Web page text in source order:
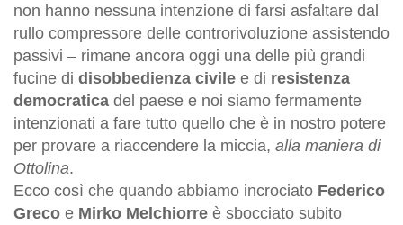
non hanno nessuna intenzione di farsi asfaltare dal
rullo compressore delle controrivoluzione assistendo
passivi – rimane ancora oggi una delle più grandi
fucine di disobbedienza civile e di resistenza
democratica del paese e noi siamo fermamente
intenzionati a fare tutto quello che è in nostro potere
per provare a riaccendere la miccia, alla maniera di
Ottolina.
Ecco così che quando abbiamo incrociato Federico
Greco e Mirko Melchiorre è sbocciato subito